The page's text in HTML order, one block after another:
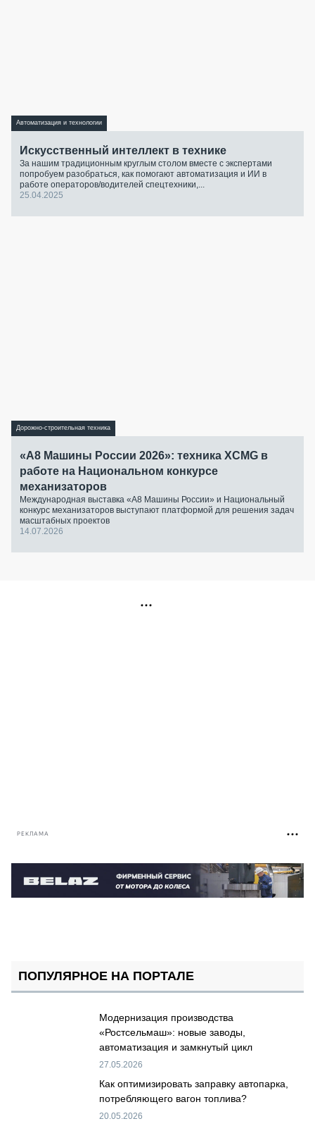
Автоматизация и технологии
Искусственный интеллект в технике
За нашим традиционным круглым столом вместе с экспертами
попробуем разобраться, как помогают автоматизация и ИИ в
работе операторов/водителей спецтехники,...
25.04.2025
Дорожно-строительная техника
«А8 Машины России 2026»: техника XCMG в
работе на Национальном конкурсе
механизаторов
Международная выставка «А8 Машины России» и Национальный
конкурс механизаторов выступают платформой для решения задач
масштабных проектов
14.07.2026
РЕКЛАМА
ПОПУЛЯРНОЕ НА ПОРТАЛЕ
Модернизация производства
«Ростсельмаш»: новые заводы,
автоматизация и замкнутый цикл
27.05.2026
Как оптимизировать заправку автопарка,
потребляющего вагон топлива?
20.05.2026